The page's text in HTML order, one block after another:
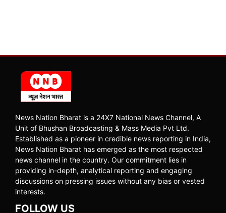
News Nation Bharat is a 24X7 National News Channel, A
Unit of Bhushan Broadcasting & Mass Media Pvt Ltd.
Established as a pioneer in credible news reporting in India,
News Nation Bharat has emerged as the most respected
news channel in the country. Our commitment lies in
providing in-depth, analytical reporting and engaging
discussions on pressing issues without any bias or vested
interests.
FOLLOW US